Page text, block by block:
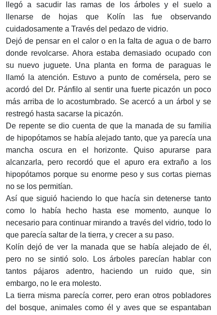
llegó a sacudir las ramas de los árboles y el suelo a
llenarse de hojas que Kolín las fue observando
cuidadosamente a Través del pedazo de vidrio.
Dejó de pensar en el calor o en la falta de agua o de barro
donde revolcarse. Ahora estaba demasiado ocupado con
su nuevo juguete. Una planta en forma de paraguas le
llamó la atención. Estuvo a punto de comérsela, pero se
acordó del Dr. Pánfilo al sentir una fuerte picazón un poco
más arriba de lo acostumbrado. Se acercó a un árbol y se
restregó hasta sacarse la picazón.
De repente se dio cuenta de que la manada de su familia
de hipopó­tamos se había alejado tanto, que ya parecía una
mancha oscura en el horizonte. Quiso apurarse para
alcanzarla, pero recordó que el apuro era extraño a los
hipopótamos porque su enorme peso y sus cortas piernas
no se los permitían.
Así que siguió haciendo lo que hacía sin detenerse tanto
como lo había hecho hasta ese momento, aunque lo
necesario para continuar mirando a través del vidrio, todo lo
que parecía saltar de la tierra, y crecer a su paso.
Kolín dejó de ver la manada que se había alejado de él,
pero no se sintió solo. Los árboles parecían hablar con
tantos pájaros adentro, ha­ciendo un ruido que, sin
embargo, no le era molesto.
La tierra misma parecía correr, pero eran otros pobladores
del bosque, animales como él y aves que se espantaban